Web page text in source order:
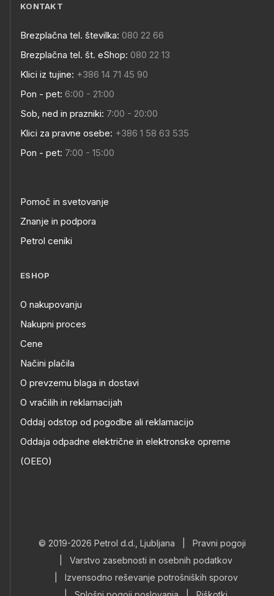
KONTAKT
Brezplačna tel. številka: 080 22 66
Brezplačna tel. št. eShop: 080 22 13
Klici iz tujine: +386 14 71 45 90
Pon - pet: 6:00 - 21:00
Sob, ned in prazniki: 7:00 - 20:00
Klici za pravne osebe: +386 1 58 63 535
Pon - pet: 7:00 - 15:00
Pomoč in svetovanje
Znanje in podpora
Petrol ceniki
ESHOP
O nakupovanju
Nakupni proces
Cene
Načini plačila
O prevzemu blaga in dostavi
O vračilih in reklamacijah
Oddaj odstop od pogodbe ali reklamacijo
Oddaja odpadne električne in elektronske opreme
(OEEO)
© 2019-2026 Petrol d.d., Ljubljana
Pravni pogoji
Varstvo zasebnosti in osebnih podatkov
Izvensodno reševanje potrošniških sporov